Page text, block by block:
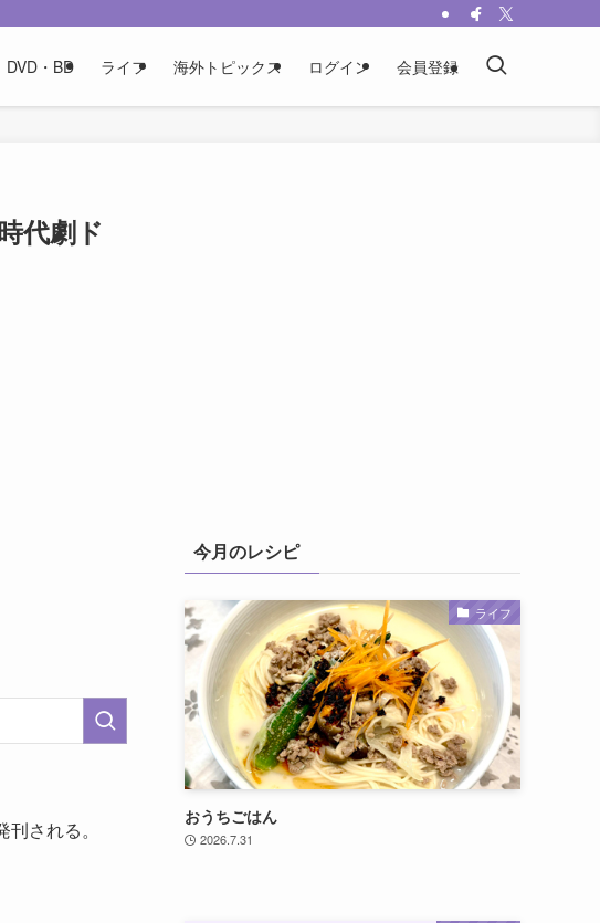
DVD・BD ライフ 海外トピックス ログイン 会員登録
代劇ド
される。
今月のレシピ
ライフ
おうちごはん
2026.7.31